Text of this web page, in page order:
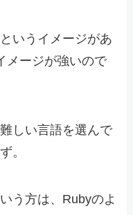
いうイメージがあ
メージが強いので
しい言語を選んで
。
う方は、Rubyのよ